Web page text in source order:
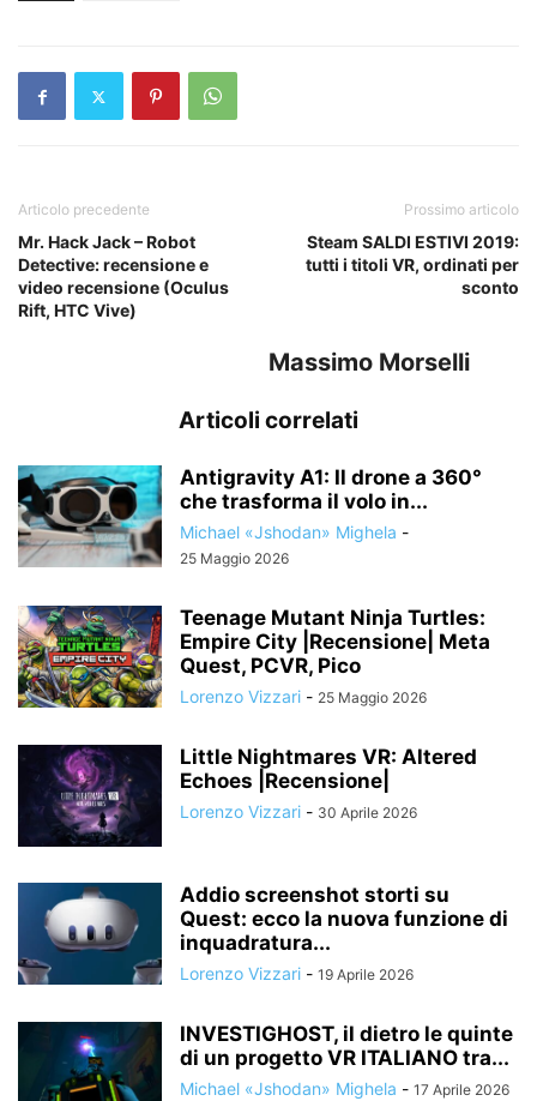
Articolo precedente
Mr. Hack Jack – Robot
Detective: recensione e
video recensione (Oculus
Rift, HTC Vive)
Prossimo articolo
Steam SALDI ESTIVI 2019:
tutti i titoli VR, ordinati per
sconto
Massimo Morselli
Articoli correlati
Antigravity A1: Il drone a 360°
che trasforma il volo in...
Michael «Jshodan» Mighela -
25 Maggio 2026
Teenage Mutant Ninja Turtles:
Empire City |Recensione| Meta
Quest, PCVR, Pico
Lorenzo Vizzari - 25 Maggio 2026
Little Nightmares VR: Altered
Echoes |Recensione|
Lorenzo Vizzari - 30 Aprile 2026
Addio screenshot storti su
Quest: ecco la nuova funzione di
inquadratura...
Lorenzo Vizzari - 19 Aprile 2026
INVESTIGHOST, il dietro le quinte
di un progetto VR ITALIANO tra...
Michael «Jshodan» Mighela - 17 Aprile 2026